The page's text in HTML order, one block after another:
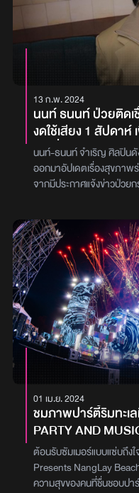
13 ก.พ. 2024
นนท์ ธนนท์ ป่วยติดเ
งดใช้เสียง 1 สัปดา
เต็มที่หลังการรักษา
นนท์-ธนนท์ จำเริญ ศิลปินดั
ออกมาอัปเดตเรื่องสุขภาพ
จากมีประกาศแจ้งข่าวป่วย
วันที่ 11, 14 และ 15 กุมภา
นนท์ ได้ออกมาเขียนข้อคว
ตอนนี้ว่าค่อย ๆ ดีขึ้นตามลำ
พร้อมกับยกเลิกและเลื่อนง
มากยิ่งขึ้น เขาเองรู้สึกเสียใ
การไม่ได้เดินทางไปเจอกั
ค่าเดินทาง ค่าที่พัก ค่าบัต
ขออภัยต่อเหตุการณ์ที่เกิด
เกิดขึ้นอย่างกระทันหัน จึงท
หนึ่ง ซึ่งจากผลตรวจโดยละ
เดินหายใจ คาดว่าจะเป็
คน ทำให้เกิดการอักเสบที่ค
แฟนเพลงทุกคน ช่วงนี้หากต้
หรือเข้าไปชมคอนเสิร์ต กา
ปกป้องเราให้ปลอดภัยจาก
เพียงพอ เพราะอยากให้แ
แบบ ‘สุขภาพจิตที่มีความสุข
เจ็บป่วยด้วยภาพ :
01 เม.ย. 2024
ชมภาพปาร์ตี้ริมทะเ
PARTY AND
หาด!
ต้อนรับซัมเมอร์แบบแซ่บถึง
Presents NangLay
ความสุขของคนที่ชื่นชอบปา